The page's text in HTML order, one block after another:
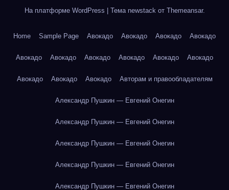
На платформе WordPress Тема newstack от Themeansar.
Home Sample Page Авокадо Авокадо Авокадо Авокадо
Авокадо Авокадо Авокадо Авокадо Авокадо Авокадо
Авокадо Авокадо Авокадо Авторам и правообладателям
Александр Пушкин — Евгений Онегин
Александр Пушкин — Евгений Онегин
Александр Пушкин — Евгений Онегин
Александр Пушкин — Евгений Онегин
Александр Пушкин — Евгений Онегин